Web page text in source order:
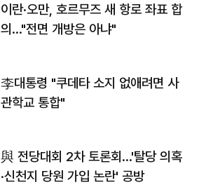
이란·오만, 호르무즈 새 항로 좌표 합
의…"전면 개방은 아냐"
李대통령 "쿠데타 소지 없애려면 사
관학교 통합"
與 전당대회 2차 토론회…'탈당 의혹
·신천지 당원 가입 논란' 공방